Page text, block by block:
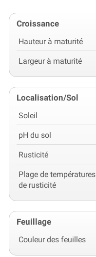
Croissance
Hauteur à maturité
Largeur à maturité
Localisation/Sol
Soleil
pH du sol
Rusticité
Plage de températures
de rusticité
Feuillage
Couleur des feuilles